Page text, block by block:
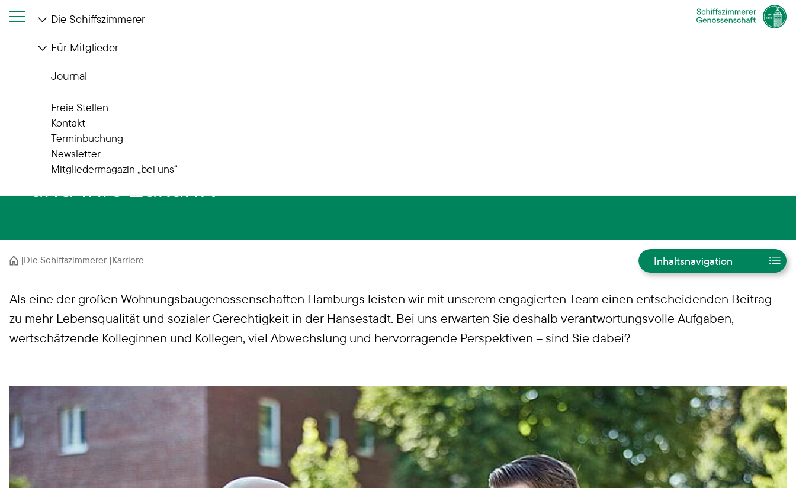
Die Schiffszimmerer
Für Mitglieder
Journal
Freie Stellen
Kontakt
Terminbuchung
Newsletter
Mitgliedermagazin „bei uns“
Karriere bei den Schiffszimmerern
Gestalten Sie
unsere Stadt
– und Ihre Zukunft
Inhaltsnavigation
Persönlichkeiten gesucht
Wir sind die
Ansprechpartner
Startseite
Die Schiffszimmerer Karriere
Als eine der großen Wohnungsbaugenossenschaften Hamburgs leisten wir mit unserem engagierten Team einen entscheidenden Beitrag
zu mehr Lebensqualität und sozialer Gerechtigkeit in der Hansestadt. Bei uns erwarten Sie deshalb verantwortungsvolle Aufgaben,
wertschätzende Kolleginnen und Kollegen, viel Abwechslung und hervorragende Perspektiven – sind Sie dabei?